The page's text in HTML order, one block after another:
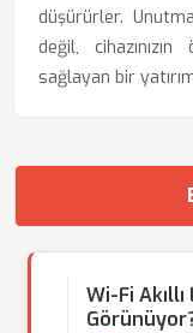
düşürürler.
değil,
sağlayan bir
Wi-Fi